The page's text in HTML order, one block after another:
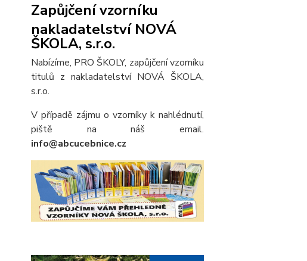
Zapůjčení vzorníku
nakladatelství NOVÁ
ŠKOLA, s.r.o.
Nabízíme, PRO ŠKOLY, zapůjčení vzorníku
titulů z nakladatelství NOVÁ ŠKOLA,
s.r.o.
V případě zájmu o vzorníky k nahlédnutí,
piště na náš email.
info@abcucebnice.cz